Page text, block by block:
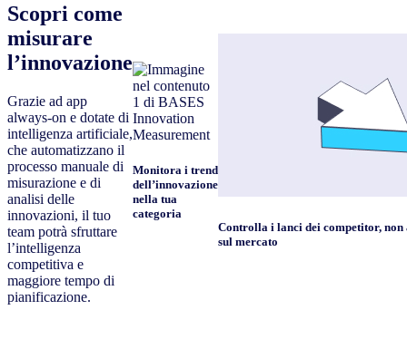
Scopri come
misurare
l’innovazione
Grazie ad app
always-on e dotate di
intelligenza artificiale,
che automatizzano il
processo manuale di
misurazione e di
analisi delle
innovazioni, il tuo
team potrà sfruttare
l’intelligenza
competitiva e
maggiore tempo di
pianificazione.
Monitora i trend
dell’innovazione
nella tua
categoria
Controlla i lanci dei competitor, non
sul mercato